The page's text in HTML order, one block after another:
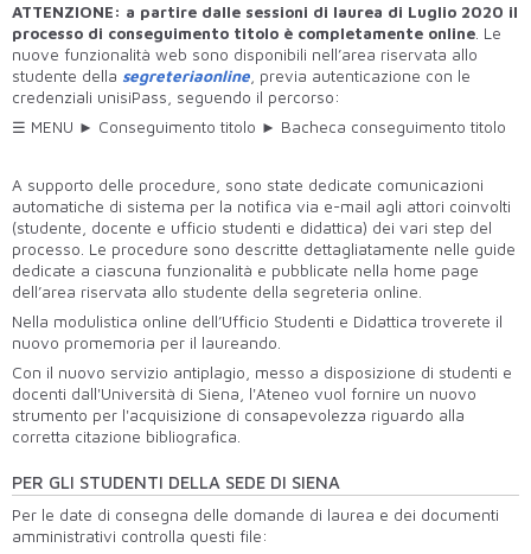
ATTENZIONE: a partire dalle sessioni di laurea di Luglio 2020 il
processo di conseguimento titolo è completamente online . Le
nuove funzionalità web sono disponibili nell’area riservata allo
studente della segreteriaonline , previa autenticazione con le
credenziali unisiPass, seguendo il percorso:
☰ MENU ► Conseguimento titolo ► Bacheca conseguimento titolo
A supporto delle procedure, sono state dedicate comunicazioni
automatiche di sistema per la notifica via e-mail agli attori coinvolti
(studente, docente e ufficio studenti e didattica) dei vari step del
processo. Le procedure sono descritte dettagliatamente nelle guide
dedicate a ciascuna funzionalità e pubblicate nella home page
dell’area riservata allo studente della segreteria online.
Nella modulistica online dell’Ufficio Studenti e Didattica troverete il
nuovo promemoria per il laureando.
Con il nuovo servizio antiplagio, messo a disposizione di studenti e
docenti dall'Università di Siena, l'Ateneo vuol fornire un nuovo
strumento per l'acquisizione di consapevolezza riguardo alla
corretta citazione bibliografica.
PER GLI STUDENTI DELLA SEDE DI SIENA
Per le date di consegna delle domande di laurea e dei documenti
amministrativi controlla questi file: